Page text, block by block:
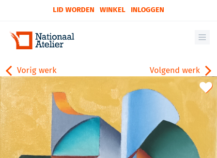
LID WORDEN WINKEL INLOGGEN
Volgend werk
Vorig werk